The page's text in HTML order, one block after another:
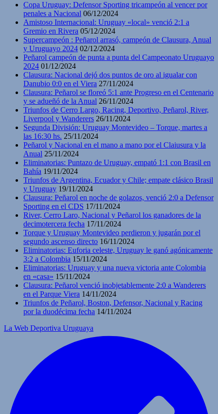
Copa Uruguay: Defensor Sporting tricampeón al vencer por
penales a Nacional 06/12/2024
Amistoso Internacional: Uruguay «local» venció 2:1 a
Gremio en Rivera 05/12/2024
Supercampeón : Peñarol arrasó, campeón de Clausura, Anual
y Uruguayo 2024 02/12/2024
Peñarol campeón de punta a punta del Campeonato Uruguayo
2024 01/12/2024
Clausura: Nacional dejó dos puntos de oro al igualar con
Danubio 0:0 en el Viera 27/11/2024
Clausura: Peñarol se floreó 5:1 ante Progreso en el Centenario
y se adueñó de la Anual 26/11/2024
Triunfos de Cerro Largo, Racing, Deportivo, Peñarol, River,
Liverpool y Wanderers 26/11/2024
Segunda División: Uruguay Montevideo – Torque, martes a
las 16:30 hs. 25/11/2024
Peñarol y Nacional en el mano a mano por el Claiusura y la
Anual 25/11/2024
Eliminatorias: Puntazo de Uruguay, empató 1:1 con Brasil en
Bahía 19/11/2024
Triunfos de Argentina, Ecuador y Chile; empate clásico Brasil
y Uruguay 19/11/2024
Clausura: Peñarol en noche de golazos, venció 2:0 a Defensor
Sporting en el CDS 17/11/2024
River, Cerro Laro, Nacional y Peñarol los ganadores de la
decimotercera fecha 17/11/2024
Torque y Uruguay Montevideo perdieron y jugarán por el
segundo ascenso directo 16/11/2024
Eliminatorias: Euforia celeste, Uruguay le ganó agónicamente
3:2 a Colombia 15/11/2024
Eliminatorias: Uruguay y una nueva victoria ante Colombia
en «casa» 15/11/2024
Clausura: Peñarol venció inobjetablemente 2:0 a Wanderers
en el Parque Viera 14/11/2024
Triunfos de Peñarol, Boston, Defensor, Nacional y Racing
por la duodécima fecha 14/11/2024
La Web Deportiva Uruguaya